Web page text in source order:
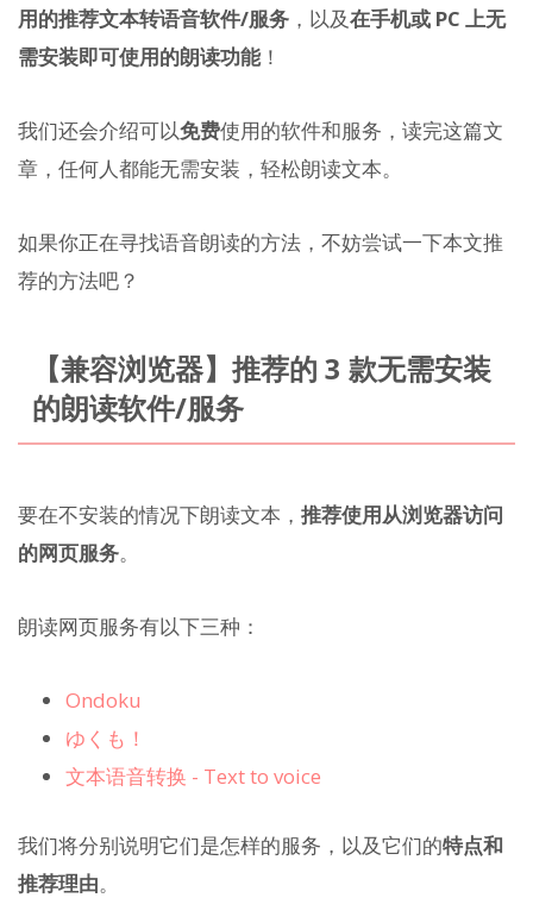
用的推荐文本转语音软件/服务 ，以及在手机或 PC 上无
需安装即可使用的朗读功能！
我们还会介绍可以免费使用的软件和服务，读完这篇文
章，任何人都能无需安装，轻松朗读文本。
如果你正在寻找语音朗读的方法，不妨尝试一下本文推
荐的方法吧？
【兼容浏览器】推荐的 3 款无需安装
的朗读软件/服务
要在不安装的情况下朗读文本， 推荐使用从浏览器访问
的网页服务。
朗读网页服务有以下三种：
Ondoku
ゆくも！
文本语音转换 - Text to voice
我们将分别说明它们是怎样的服务，以及它们的特点和
推荐理由。